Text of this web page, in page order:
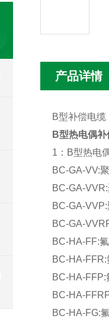
产品详情
B型补偿电缆
B型热电偶补
1：B型热电
BC-GA-VV:
BC-GA-
BC-GA-
BC-GA-
BC-HA-FF:
BC-HA-
BC-HA-
BC-HA-
BC-HA-FG: